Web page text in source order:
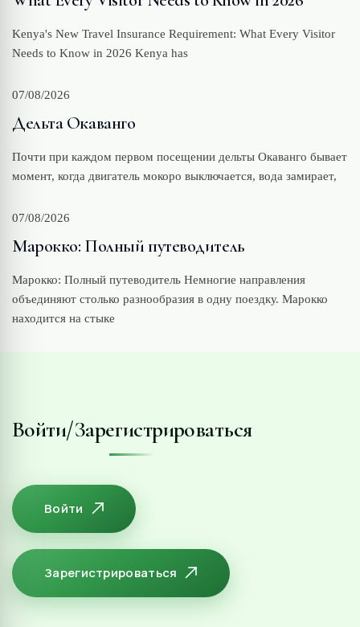
Kenya's New Travel Insurance Requirement: What Every Visitor
Needs to Know in 2026 Kenya has
07/08/2026
Дельта Окаванго
Почти при каждом первом посещении дельты Окаванго бывает
момент, когда двигатель мокоро выключается, вода замирает,
07/08/2026
Марокко: Полный путеводитель
Марокко: Полный путеводитель Немногие направления
объединяют столько разнообразия в одну поездку. Марокко
находится на стыке
Войти/Зарегистрироваться
Войти
Зарегистрироваться